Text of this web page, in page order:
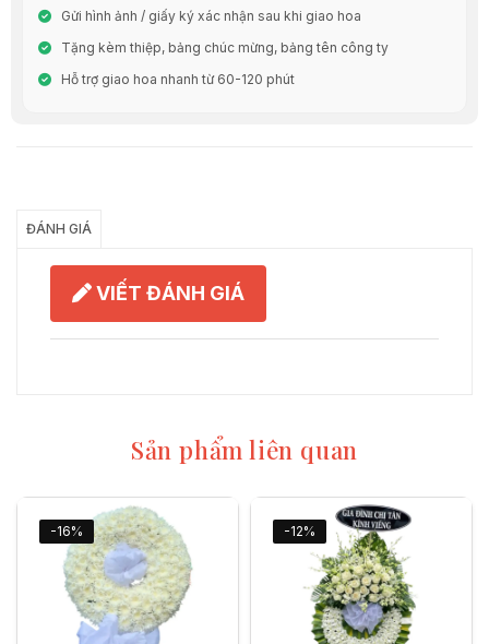
Gửi hình ảnh / giấy ký xác nhận sau khi giao hoa
Tặng kèm thiệp, bảng chúc mừng, bảng tên công ty
Hỗ trợ giao hoa nhanh từ 60-120 phút
ĐÁNH GIÁ
VIẾT ĐÁNH GIÁ
Sản phẩm liên quan
-16% -12%